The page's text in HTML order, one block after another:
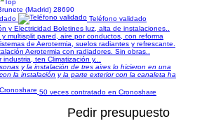
(Madrid) 28690
Teléfono validado
y Electricidad Boletines luz, alta de instalaciones..
multisplit pared, aire por conductos, con reforma
de Aerotermia, suelos radiantes y refrescante.
Aerotermia con radiadores. Sin obras..
ten Climatización y...
y la instalación de tres aires lo hicieron en una
la instalación y la parte exterior con la canaleta ha
50 veces contratado en Cronoshare
Pedir presupuesto